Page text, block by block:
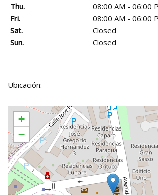
Thu.
08:00 AM - 06:00
Fri.
08:00 AM - 06:00
Sat.
Closed
Sun.
Closed
Ubicación:
+
−